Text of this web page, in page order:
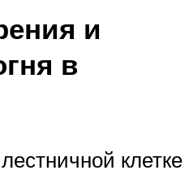
и
в
клетке